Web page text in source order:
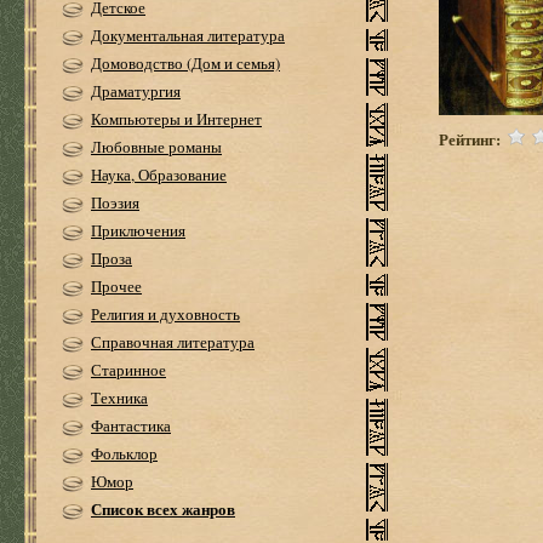
Детское
Документальная литература
Домоводство (Дом и семья)
Драматургия
Компьютеры и Интернет
Любовные романы
Наука, Образование
Поэзия
Приключения
Проза
Прочее
Религия и духовность
Справочная литература
Старинное
Техника
Фантастика
Фольклор
Юмор
Список всех жанров
Рейтинг: